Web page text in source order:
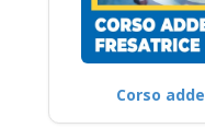
Corso